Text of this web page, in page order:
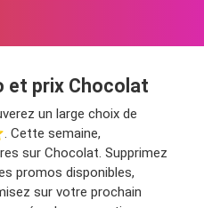
et prix Chocolat
un large choix de
Cette semaine,
sur Chocolat. Supprimez
promos disponibles,
sur votre prochain